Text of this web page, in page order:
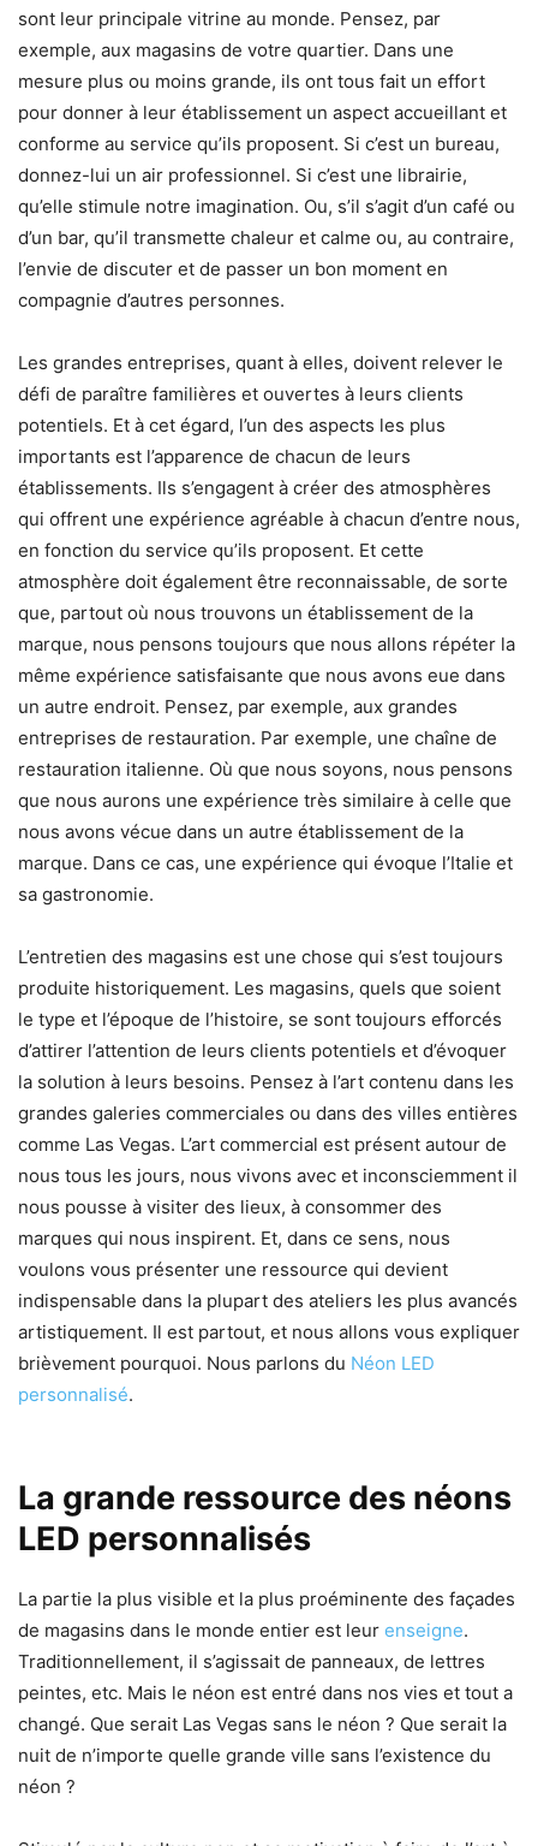
sont leur principale vitrine au monde. Pensez, par
exemple, aux magasins de votre quartier. Dans une
mesure plus ou moins grande, ils ont tous fait un effort
pour donner à leur établissement un aspect accueillant et
conforme au service qu’ils proposent. Si c’est un bureau,
donnez-lui un air professionnel. Si c’est une librairie,
qu’elle stimule notre imagination. Ou, s’il s’agit d’un café ou
d’un bar, qu’il transmette chaleur et calme ou, au contraire,
l’envie de discuter et de passer un bon moment en
compagnie d’autres personnes.
Les grandes entreprises, quant à elles, doivent relever le
défi de paraître familières et ouvertes à leurs clients
potentiels. Et à cet égard, l’un des aspects les plus
importants est l’apparence de chacun de leurs
établissements. Ils s’engagent à créer des atmosphères
qui offrent une expérience agréable à chacun d’entre nous,
en fonction du service qu’ils proposent. Et cette
atmosphère doit également être reconnaissable, de sorte
que, partout où nous trouvons un établissement de la
marque, nous pensons toujours que nous allons répéter la
même expérience satisfaisante que nous avons eue dans
un autre endroit. Pensez, par exemple, aux grandes
entreprises de restauration. Par exemple, une chaîne de
restauration italienne. Où que nous soyons, nous pensons
que nous aurons une expérience très similaire à celle que
nous avons vécue dans un autre établissement de la
marque. Dans ce cas, une expérience qui évoque l’Italie et
sa gastronomie.
L’entretien des magasins est une chose qui s’est toujours
produite historiquement. Les magasins, quels que soient
le type et l’époque de l’histoire, se sont toujours efforcés
d’attirer l’attention de leurs clients potentiels et d’évoquer
la solution à leurs besoins. Pensez à l’art contenu dans les
grandes galeries commerciales ou dans des villes entières
comme Las Vegas. L’art commercial est présent autour de
nous tous les jours, nous vivons avec et inconsciemment il
nous pousse à visiter des lieux, à consommer des
marques qui nous inspirent. Et, dans ce sens, nous
voulons vous présenter une ressource qui devient
indispensable dans la plupart des ateliers les plus avancés
artistiquement. Il est partout, et nous allons vous expliquer
brièvement pourquoi. Nous parlons du Néon LED
personnalisé.
La grande ressource des néons
LED personnalisés
La partie la plus visible et la plus proéminente des façades
de magasins dans le monde entier est leur enseigne.
Traditionnellement, il s’agissait de panneaux, de lettres
peintes, etc. Mais le néon est entré dans nos vies et tout a
changé. Que serait Las Vegas sans le néon ? Que serait la
nuit de n’importe quelle grande ville sans l’existence du
néon ?